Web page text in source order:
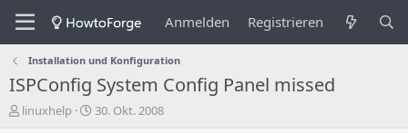
Anmelden Registrieren
Installation und Konfiguration
ISPConfig System Config Panel missed
E
linuxhelp
E
30. Okt. 2008